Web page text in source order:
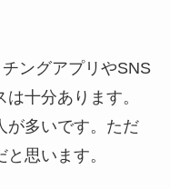
ングアプリやSNS
十分あります。
が多いです。ただ
思います。